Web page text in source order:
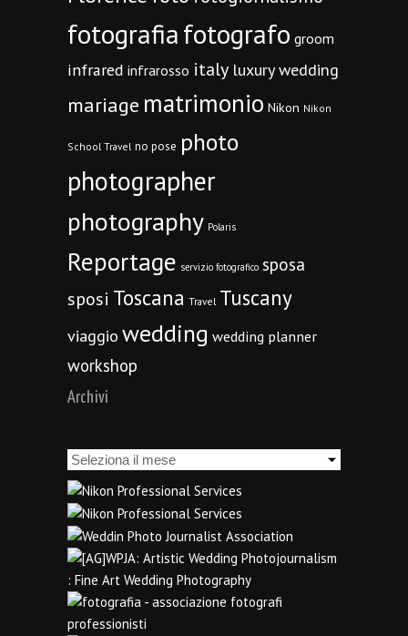
fotografiafotografo groom
infrared infrarosso italy luxury wedding
mariage matrimonio Nikon Nikon
School Travel no pose photo
photographer
photography Polaris
Reportage servizio fotografico sposa
sposi Toscana Travel Tuscany
viaggio wedding wedding planner
workshop
Archivi
Archivi